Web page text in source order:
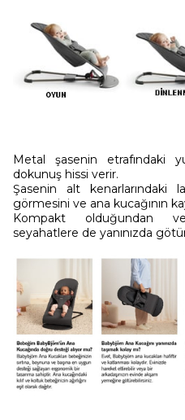
Metal şasenin etrafındaki
dokunuş hissi verir.
Şasenin alt kenarlarındaki
görmesini ve ana kucağının
Kompakt olduğundan
seyahatlere de yanınızda